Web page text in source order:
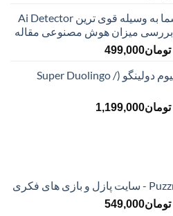
تومان199,000
تا
تومان499,000
بررسی مقالات شما به وسیله قوی ترین Ai Detector
تومان499,000محدوده
تومان299,000
تومان499,000
خرید اشتراک پرمیوم دولینگو (Super Duolingo /
تومان1,199,000
تومان549,000محدوده